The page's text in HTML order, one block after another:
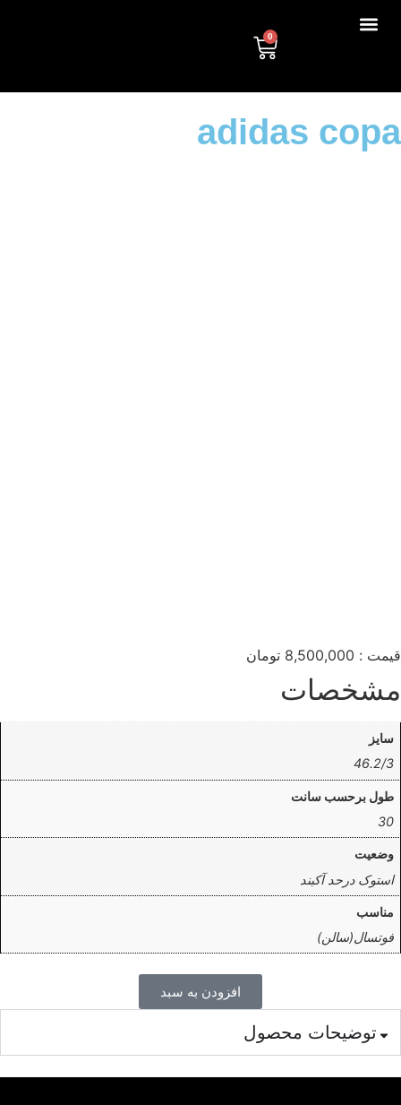
0
adidas copa
قیمت : 8,500,000 تومان
مشخصات
سایز
46.2/3
طول برحسب سانت
30
وضعیت
استوک درحد آکبند
مناسب
فوتسال(سالن)
افزودن به سبد
توضیحات محصول